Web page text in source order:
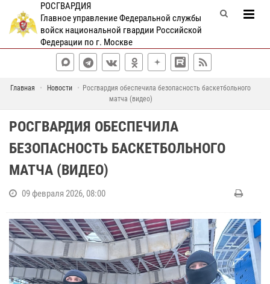
РОСГВАРДИЯ
Главное управление Федеральной службы
войск национальной гвардии Российской
Федерации по г. Москве
Главная Новости
Росгвардия обеспечила безопасность баскетбольного
матча (видео)
РОСГВАРДИЯ ОБЕСПЕЧИЛА
БЕЗОПАСНОСТЬ БАСКЕТБОЛЬНОГО
МАТЧА (ВИДЕО)
09 февраля 2026, 08:00